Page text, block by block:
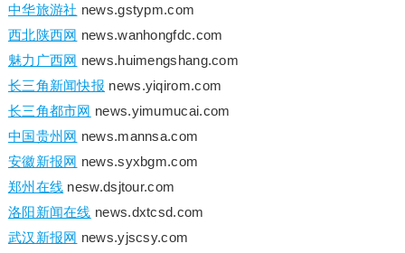
中华旅游社 news.gstypm.com
西北陕西网 news.wanhongfdc.com
魅力广西网 news.huimengshang.com
长三角新闻快报 news.yiqirom.com
长三角都市网 news.yimumucai.com
中国贵州网 news.mannsa.com
安徽新报网 news.syxbgm.com
郑州在线 nesw.dsjtour.com
洛阳新闻在线 news.dxtcsd.com
武汉新报网 news.yjscsy.com